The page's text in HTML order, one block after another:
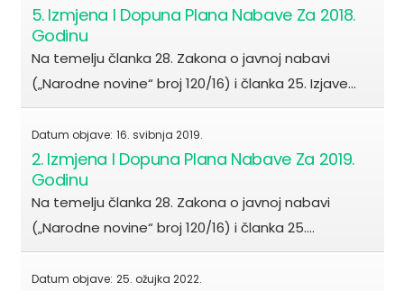
5. Izmjena I Dopuna Plana Nabave Za 2018.
Godinu
Na temelju članka 28. Zakona o javnoj nabavi
(„Narodne novine“ broj 120/16) i članka 25. Izjave…
Datum objave: 16. svibnja 2019.
2. Izmjena I Dopuna Plana Nabave Za 2019.
Godinu
Na temelju članka 28. Zakona o javnoj nabavi
(„Narodne novine“ broj 120/16) i članka 25.…
Datum objave: 25. ožujka 2022.